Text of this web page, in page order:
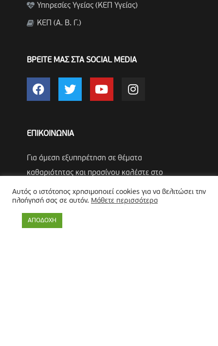
Υπηρεσίες Υγείας (ΚΕΠ Υγείας)
ΚΕΠ (Α. Β. Γ.)
ΒΡΕΙΤΕ ΜΑΣ ΣΤΑ SOCIAL MEDIA
ΕΠΙΚΟΙΝΩΝΙΑ
Για άμεση εξυπηρέτηση σε θέματα
καθαριότητας και πρασίνου καλέστε στο
15100
Προστασίας
Αυτός ο ιστότοπος χρησιμοποιεί cookies για να βελιτώσει την
πλοήγησή σας σε αυτόν. Μάθετε περισσότερα
ΑΠΟΔΟΧΗ